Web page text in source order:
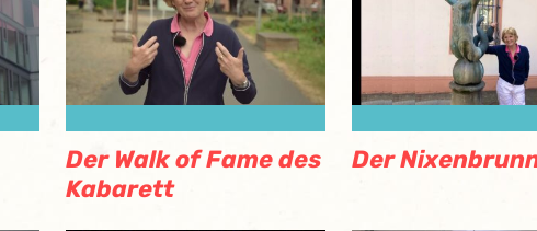
Der Walk of Fame des
Kabarett
Der